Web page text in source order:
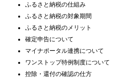
ふるさと納税の仕組み
ふるさと納税の対象期間
ふるさと納税のメリット
確定申告について
マイナポータル連携について
ワンストップ特例制度について
控除・還付の確認の仕方